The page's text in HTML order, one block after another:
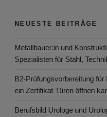
NEUESTE BEITRÄGE
Metallbauer:in und
Spezialisten für Stahl,
B2-Prüfungsvorbereitung für
ein Zertifikat Türen öffnen
Berufsbild Urologe und